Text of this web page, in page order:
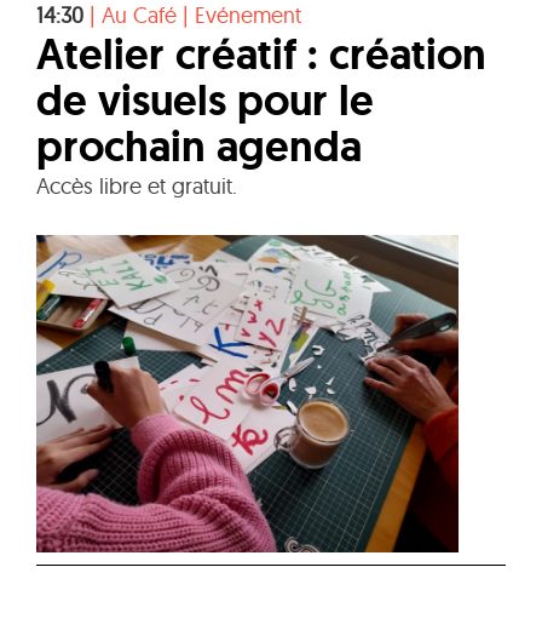
14:30 | Au Café | Evénement
Atelier créatif : création
de visuels pour le
prochain agenda
Accès libre et gratuit.